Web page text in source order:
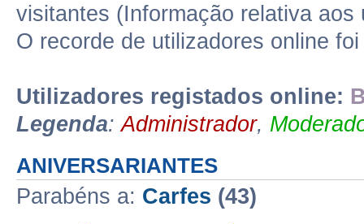
visitantes (Informação relativa
O recorde de utilizadores online
Utilizadores registados online:
Legenda:Administrador,
ANIVERSARIANTES
Parabéns a: Carfes (43)